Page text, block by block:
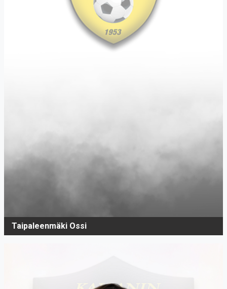
Taipaleenmäki Ossi